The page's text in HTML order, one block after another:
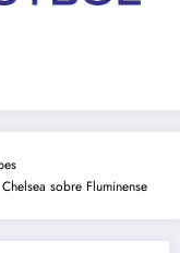
sobre Fluminense